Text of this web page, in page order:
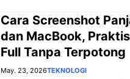
Cara Screenshot
dan MacBook,
Full Tanpa Terpotong
May. 23, 2026TEKNOLOGI